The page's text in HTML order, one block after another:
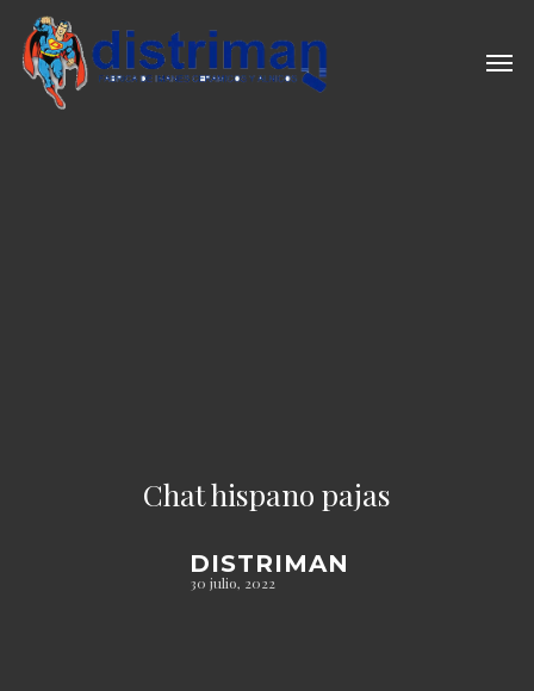
main
content
Chat hispano pajas
DISTRIMAN
30 julio, 2022